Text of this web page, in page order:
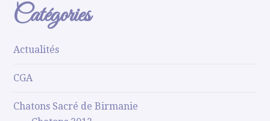
Catégories
Actualités
CGA
Chatons Sacré de Birmanie